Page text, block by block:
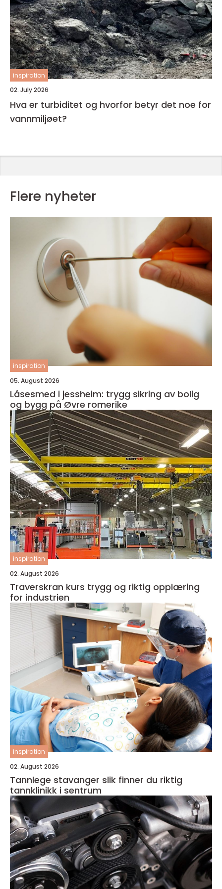
inspiration
02. July 2026
Hva er turbiditet og hvorfor betyr det noe for
vannmiljøet?
Flere nyheter
inspiration
05. August 2026
Låsesmed i jessheim: trygg sikring av bolig
og bygg på Øvre romerike
inspiration
02. August 2026
Traverskran kurs trygg og riktig opplæring
for industrien
inspiration
02. August 2026
Tannlege stavanger slik finner du riktig
tannklinikk i sentrum